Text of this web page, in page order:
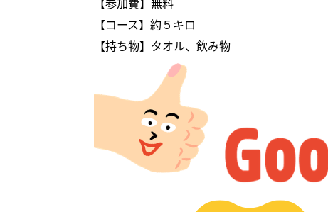
【参加費】無料
【コース】約５キロ
【持ち物】タオル、飲み物